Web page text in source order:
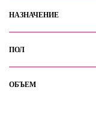
НАЗНАЧЕНИЕ
ПОЛ
ОБЪЕМ